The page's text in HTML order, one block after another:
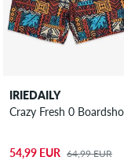
IRIEDAILY
Crazy Fresh 0
54,99 EUR 64,99 EUR